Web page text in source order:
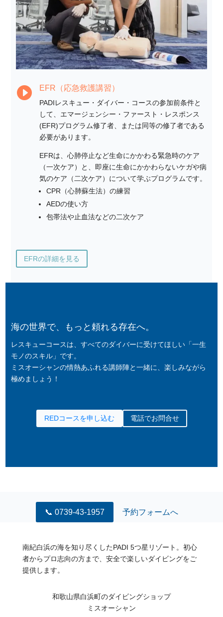
 EFR（応急救護講習）
PADIレスキュー・ダイバー・コースの参加前条件と
して、エマージェンシー・ファースト・レスポンス
(EFR)プログラム修了者、または同等の修了者である
必要があります。
EFRは、心肺停止など生命にかかわる緊急時のケア
（一次ケア）と、即座に生命にかかわらないケガや病
気のケア（二次ケア）について学ぶプログラムです。
CPR（心肺蘇生法）の練習
AEDの使い方
包帯法や止血法などの二次ケア
EFRの詳細を見る
海の世界で、もっと頼れる存在へ。
レスキューコースは、すべてのダイバーに受けてほしい「一生
モノのスキル」です。
ミスオーシャンの情熱あふれる講師陣と一緒に、楽しみながら
極めましょう！
REDコースを申し込む 電話でお問合せ
南紀白浜の海を知り尽くしたPADI 5つ星リゾート。初心
者からプロ志向の方まで、安全で楽しいダイビングをご
提供します。
和歌山県白浜町のダイビングショップ
ミスオーシャン
📞 0739-43-1957 予約フォームへ